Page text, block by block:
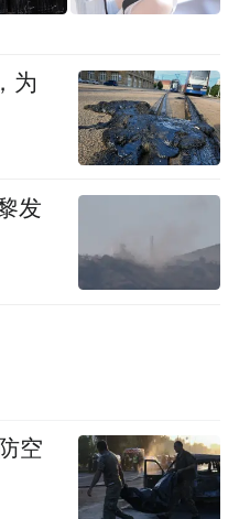
7.71亿元，实现了
括在内的视频、图片或音
“大风号”用户上传并发
服务。
(including the videos,
is uploaded and posted
which is a social media
为
发
空